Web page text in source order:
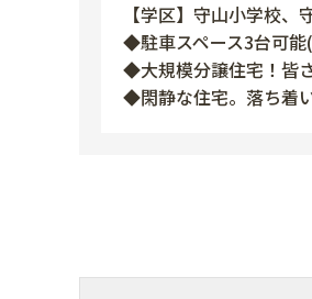
【学区】守山小学校、
◆駐車スペース3台可能
◆大規模分譲住宅！皆
◆閑静な住宅。落ち着